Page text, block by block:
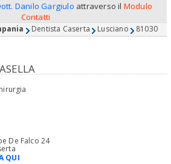
Danilo Gargiulo attraverso il Modulo
Contatti
Dentista Caserta Lusciano 81030
De Falco 24
QUI